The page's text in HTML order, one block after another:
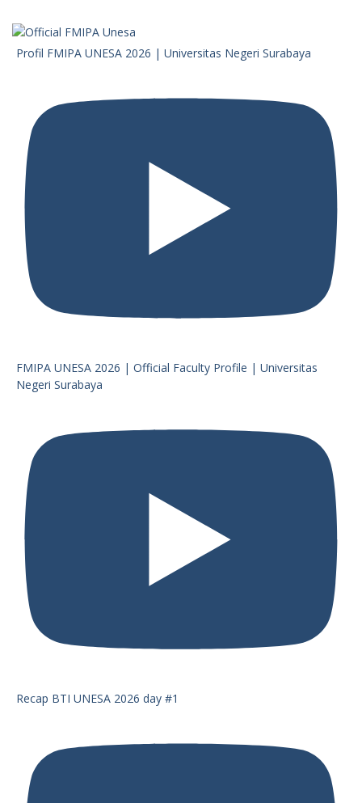
Profil FMIPA UNESA 2026 | Universitas Negeri Surabaya
FMIPA UNESA 2026 | Official Faculty Profile | Universitas
Negeri Surabaya
Recap BTI UNESA 2026 day #1